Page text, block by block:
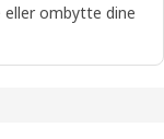
eller ombytte dine